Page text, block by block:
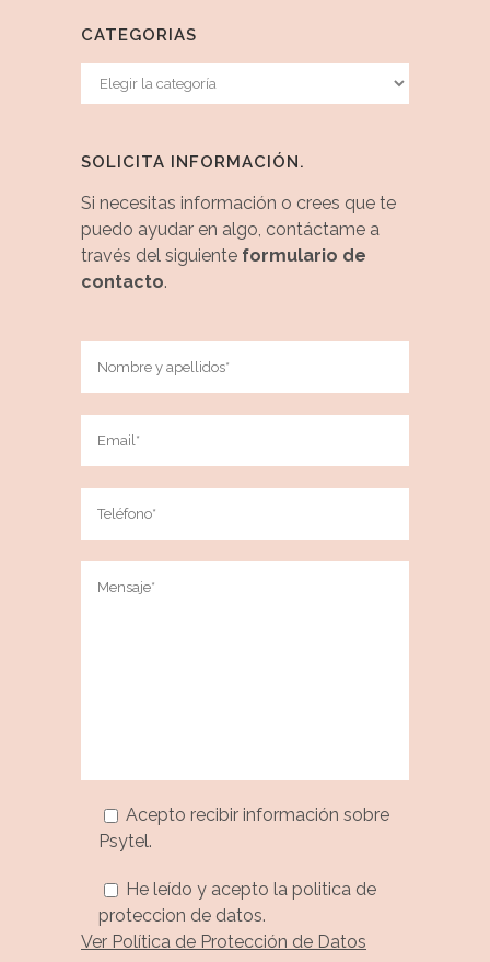
CATEGORIAS
Categorias
SOLICITA INFORMACIÓN.
Si necesitas información o crees que te
puedo ayudar en algo, contáctame a
través del siguiente formulario de
contacto.
Acepto recibir información sobre
Psytel.
He leído y acepto la politica de
proteccion de datos.
Ver Política de Protección de Datos